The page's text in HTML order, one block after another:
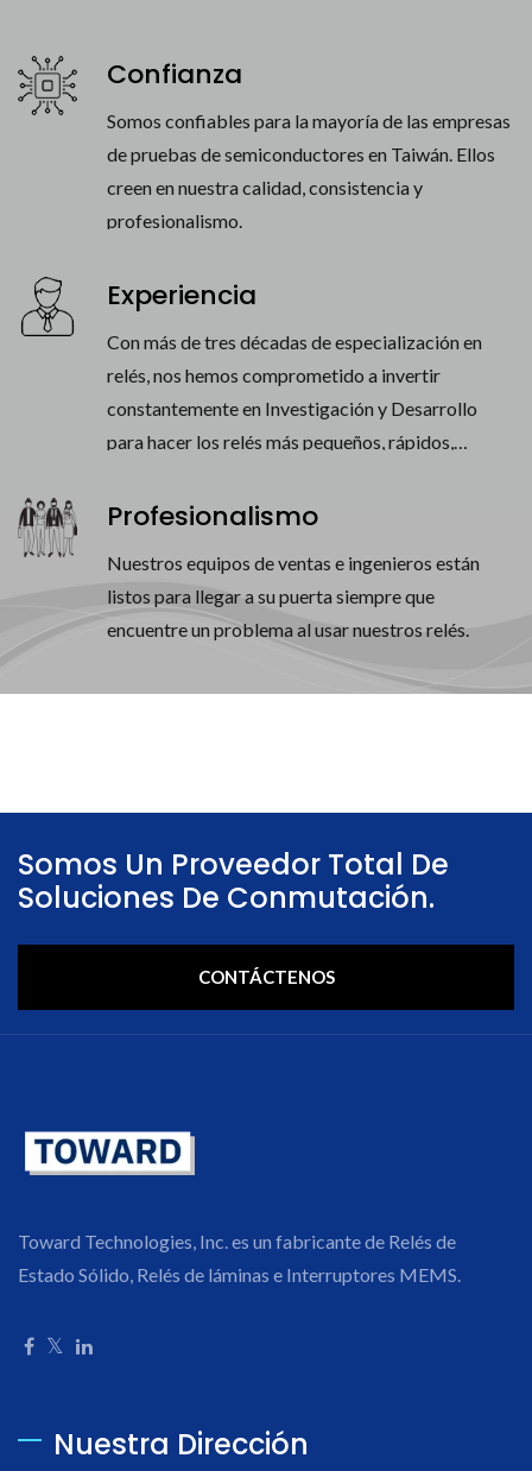
Confianza
Somos confiables para la mayoría de las empresas
de pruebas de semiconductores en Taiwán. Ellos
creen en nuestra calidad, consistencia y
profesionalismo.
Experiencia
Con más de tres décadas de especialización en
relés, nos hemos comprometido a invertir
constantemente en Investigación y Desarrollo
para hacer los relés más pequeños, rápidos,
Profesionalismo
Nuestros equipos de ventas e ingenieros están
listos para llegar a su puerta siempre que
encuentre un problema al usar nuestros relés.
Somos Un Proveedor Total De
Soluciones De Conmutación.
CONTÁCTENOS
Toward Technologies, Inc. es un fabricante de Relés de
Estado Sólido, Relés de láminas e Interruptores MEMS.
Nuestra Dirección